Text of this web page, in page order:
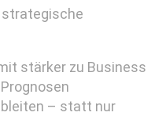
strategische
stärker zu Business
– statt nur